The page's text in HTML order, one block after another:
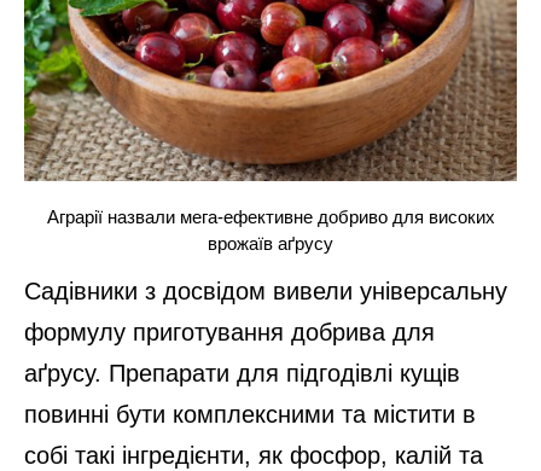
Аграрії назвали мега-ефективне добриво для високих
врожаїв аґрусу
Садівники з досвідом вивели універсальну
формулу приготування добрива для
аґрусу. Препарати для підгодівлі кущів
повинні бути комплексними та містити в
собі такі інгредієнти, як фосфор, калій та